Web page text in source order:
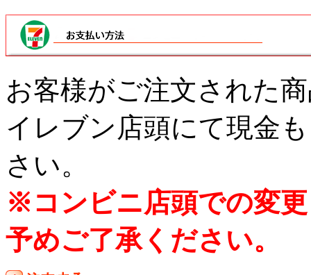
お客様がご注文された
イレブン店頭にて現金
さい。
※コンビニ店頭での変
予めご了承ください。